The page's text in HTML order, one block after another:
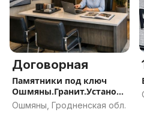
Договорная
Памятники под ключ
Ошмяны.Гранит.Установк
а и доставка
Ошмяны, Гродненская обл.